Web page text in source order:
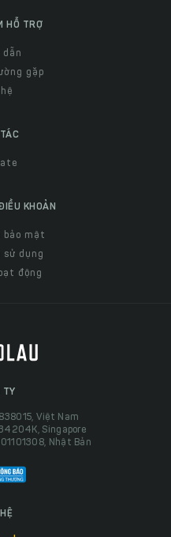
HỖ TRỢ
dẫn
gặp
KHOẢN
bảo mật
sử dụng
động
TY
Việt Nam
Singapore
Nhật Bản